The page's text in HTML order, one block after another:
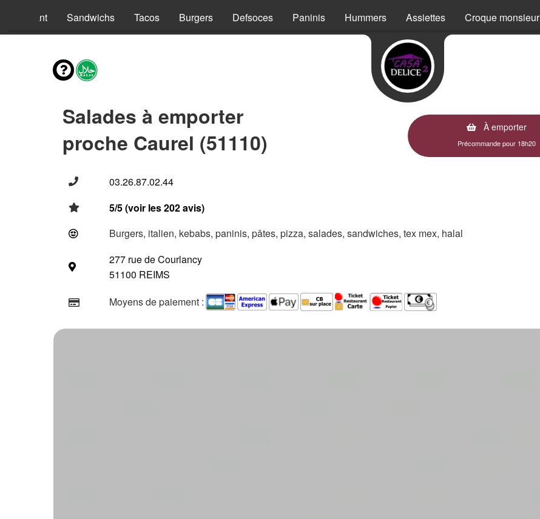
Enfant Sandwichs Tacos Burgers Defsoces Paninis Hummers Assiettes Croque monsieur
Salades à emporter
proche Caurel (51110)
À emporter
Précommande pour 18h20
03.26.87.02.44
5/5 (voir les 202 avis)
Burgers, italien, kebabs, paninis, pâtes, pizza, salades, sandwiches, tex mex, halal
277 rue de Courlancy
51100 REIMS
Moyens de paiement :